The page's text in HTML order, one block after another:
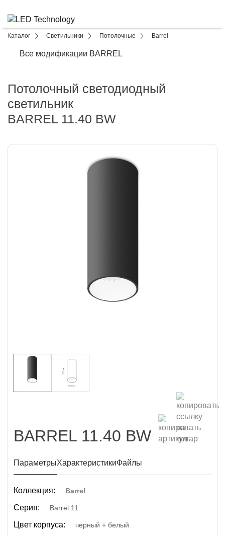
Каталог Светильники Потолочные Barrel
Все модификации BARREL
Потолочный светодиодный
светильник
BARREL 11.40 BW
BARREL 11.40 BW
ПараметрыХарактеристикиФайлы
Коллекция: Barrel
Серия: Barrel 11
Цвет корпуса: черный + белый